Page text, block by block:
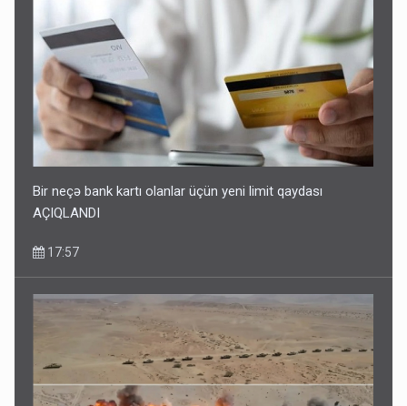
Bir neçə bank kartı olanlar üçün yeni limit qaydası
AÇIQLANDI
17:57